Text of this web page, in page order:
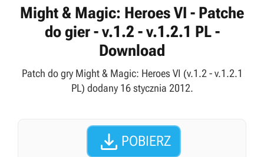
Might & Magic: Heroes VI - Patche
do gier - v.1.2 - v.1.2.1 PL -
Download
Patch do gry Might & Magic: Heroes VI (v.1.2 - v.1.2.1
PL) dodany 16 stycznia 2012.
 POBIERZ